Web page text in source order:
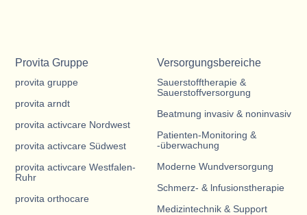
Provita Gruppe
provita gruppe
provita arndt
provita activcare Nordwest
provita activcare Südwest
provita activcare Westfalen-
Ruhr
provita orthocare
Versorgungsbereiche
Sauerstofftherapie &
Sauerstoffversorgung
Beatmung invasiv & noninvasiv
Patienten-Monitoring &
-überwachung
Moderne Wundversorgung
Schmerz- & lnfusionstherapie
Medizintechnik & Support